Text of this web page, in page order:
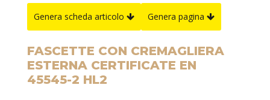
Genera scheda articolo Genera pagina
FASCETTE CON CREMAGLIERA
ESTERNA CERTIFICATE EN
45545-2 HL2